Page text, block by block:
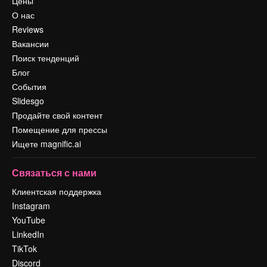
О нас
Reviews
Вакансии
Поиск тенденций
Блог
События
Slidesgo
Продайте свой контент
Помещение для прессы
Ищете magnific.ai
Связаться с нами
Клиентская поддержка
Instagram
YouTube
LinkedIn
TikTok
Discord